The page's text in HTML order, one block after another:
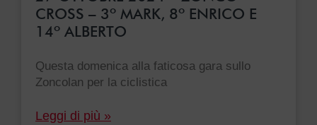
CROSS – 3º MARK, 8º ENRICO E
14º ALBERTO
Questa domenica alla faticosa gara sullo
Zoncolan per la ciclistica
Leggi di più »